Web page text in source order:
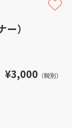
）
¥3,000 （税別）